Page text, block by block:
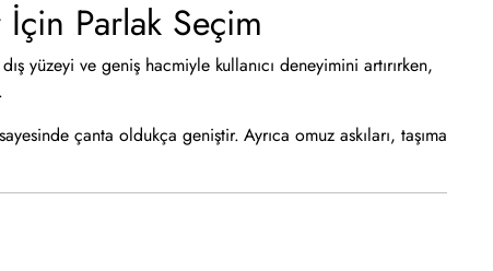
Parlak Seçim
yüzeyi ve geniş hacmiyle kullanıcı deneyimini artırırken,
çanta oldukça geniştir. Ayrıca omuz askıları, taşıma